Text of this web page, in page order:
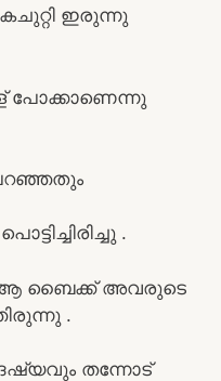
ഇരുന്നു
പോക്കാണെന്നു
.
ആ ബൈക്ക് അവരുടെ
.
തന്നോട്